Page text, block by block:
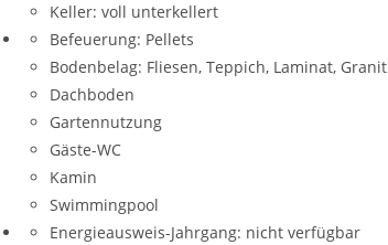
Keller: voll unterkellert
Befeuerung: Pellets
Bodenbelag: Fliesen, Teppich, Laminat, Granit
Dachboden
Gartennutzung
Gäste-WC
Kamin
Swimmingpool
Energieausweis-Jahrgang: nicht verfügbar